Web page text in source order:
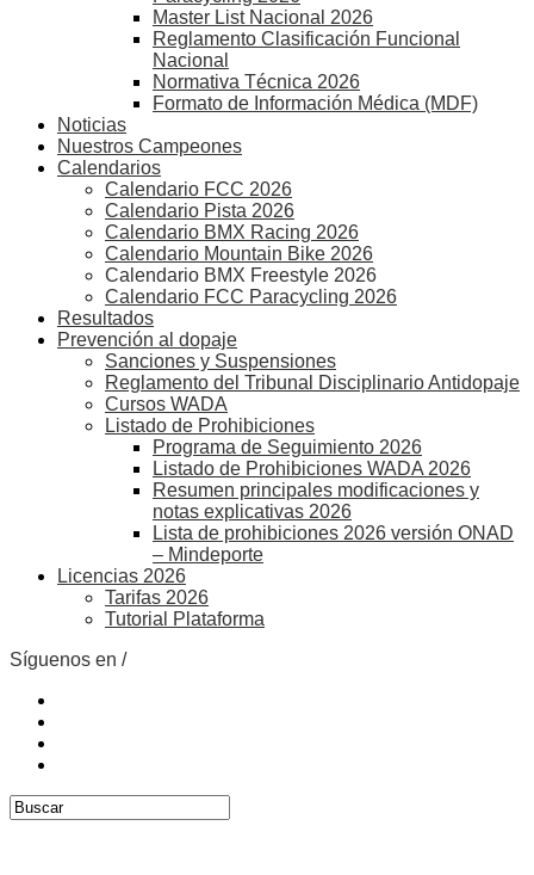
Master List Nacional 2026
Reglamento Clasificación Funcional
Nacional
Normativa Técnica 2026
Formato de Información Médica (MDF)
Noticias
Nuestros Campeones
Calendarios
Calendario FCC 2026
Calendario Pista 2026
Calendario BMX Racing 2026
Calendario Mountain Bike 2026
Calendario BMX Freestyle 2026
Calendario FCC Paracycling 2026
Resultados
Prevención al dopaje
Sanciones y Suspensiones
Reglamento del Tribunal Disciplinario Antidopaje
Cursos WADA
Listado de Prohibiciones
Programa de Seguimiento 2026
Listado de Prohibiciones WADA 2026
Resumen principales modificaciones y
notas explicativas 2026
Lista de prohibiciones 2026 versión ONAD
– Mindeporte
Licencias 2026
Tarifas 2026
Tutorial Plataforma
Síguenos en /